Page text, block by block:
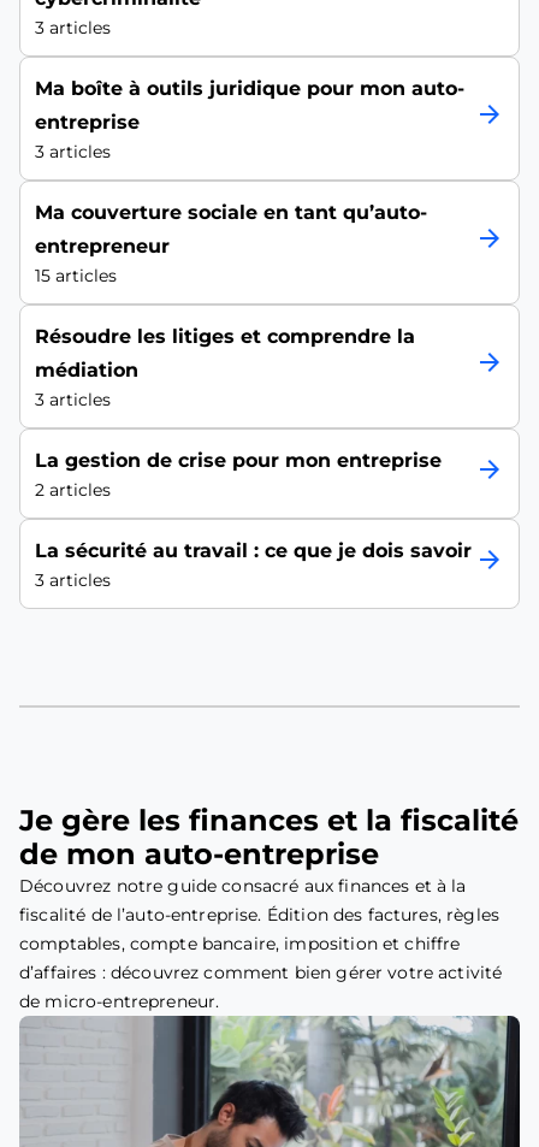
3 articles
Ma boîte à outils juridique pour mon auto-
entreprise
3 articles
arrow_forward
Ma couverture sociale en tant qu’auto-
entrepreneur
15 articles
arrow_forward
Résoudre les litiges et comprendre la
médiation
3 articles
arrow_forward
La gestion de crise pour mon entreprise
2 articles
arrow_forward
La sécurité au travail : ce que je dois savoir
3 articles
arrow_forward
Je gère les finances et la fiscalité
de mon auto-entreprise
Découvrez notre guide consacré aux finances et à la
fiscalité de l’auto-entreprise. Édition des factures, règles
comptables, compte bancaire, imposition et chiffre
d’affaires : découvrez comment bien gérer votre activité
de micro-entrepreneur.